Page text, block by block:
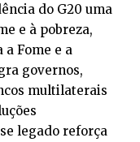
do G20 uma
e à pobreza,
Fome e a
governos,
multilaterais
legado reforça